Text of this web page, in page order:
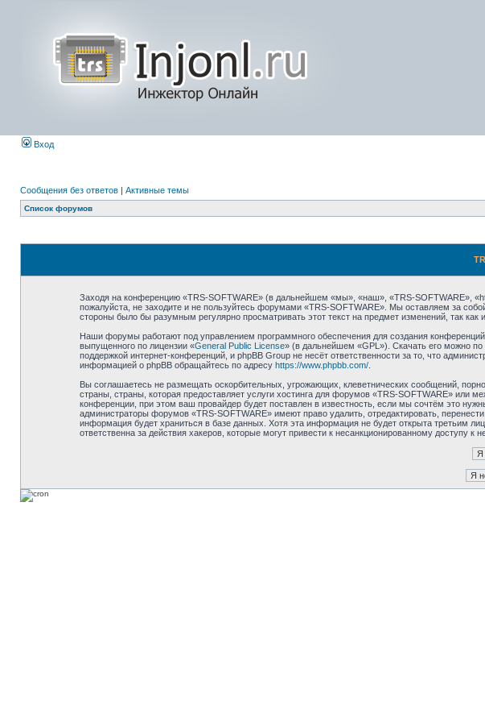
Вход
Сообщения без ответов | Активные темы
Список форумов
Заходя на конференцию «TRS-SOFTWARE» (в дальнейшем «мы», «наш», «TRS-SOFTWARE»,
пожалуйста, не заходите и не пользуйтесь форумами «TRS-SOFTWARE». Мы оставляем за
стороны было бы разумным регулярно просматривать этот текст на предмет изменений, так
Наши форумы работают под управлением программного обеспечения для создания
выпущенного по лицензии «General Public License» (в дальнейшем «GPL»). Скачать его можно по
поддержкой интернет-конференций, и phpBB Group не несёт ответственности за то, что
информацией о phpBB обращайтесь по адресу https://www.phpbb.com/.
Вы соглашаетесь не размещать оскорбительных, угрожающих, клеветнических сообщений,
страны, страны, которая предоставляет услуги хостинга для форумов «TRS-SOFTWARE»
конференции, при этом ваш провайдер будет поставлен в известность, если мы сочтём это
администраторы форумов «TRS-SOFTWARE» имеют право удалить, отредактировать,
информация будет храниться в базе данных. Хотя эта информация не будет открыта третьим
ответственна за действия хакеров, которые могут привести к несанкционированному доступу к